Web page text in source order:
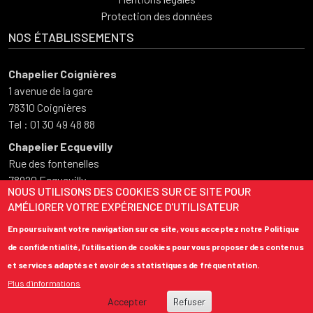
Protection des données
NOS ÉTABLISSEMENTS
Chapelier Coignières
1 avenue de la gare
78310 Coignières
Tel : 01 30 49 48 88
Chapelier Ecquevilly
Rue des fontenelles
78920 Ecquevilly
Tel : 01 34 75 50 73
Du lundi au vendredi
08:00 – 12:00
13:30 – 18:00
NOUS UTILISONS DES COOKIES SUR CE SITE POUR
AMÉLIORER VOTRE EXPÉRIENCE D'UTILISATEUR
En poursuivant votre navigation sur ce site, vous acceptez notre Politique
de confidentialité, l’utilisation de cookies pour vous proposer des contenus
et services adaptés et avoir des statistiques de fréquentation.
Plus d'informations
Accepter Refuser